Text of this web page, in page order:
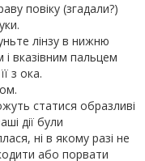
повіку (згадали?)
лінзу в нижню
вказівним пальцем
з ока.
статися образливі
дії були
ні в якому разі не
або порвати